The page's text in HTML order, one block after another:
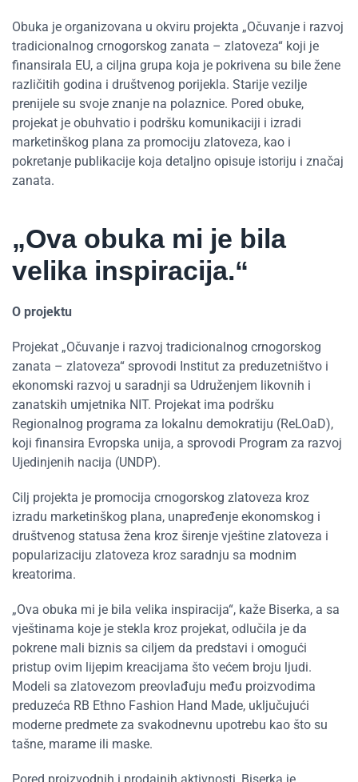
Obuka je organizovana u okviru projekta „Očuvanje i razvoj
tradicionalnog crnogorskog zanata – zlatoveza“ koji je
finansirala EU, a ciljna grupa koja je pokrivena su bile žene
različitih godina i društvenog porijekla. Starije vezilje
prenijele su svoje znanje na polaznice. Pored obuke,
projekat je obuhvatio i podršku komunikaciji i izradi
marketinškog plana za promociju zlatoveza, kao i
pokretanje publikacije koja detaljno opisuje istoriju i značaj
zanata.
„Ova obuka mi je bila
velika inspiracija.“
O projektu
Projekat „Očuvanje i razvoj tradicionalnog crnogorskog
zanata – zlatoveza“ sprovodi Institut za preduzetništvo i
ekonomski razvoj u saradnji sa Udruženjem likovnih i
zanatskih umjetnika NIT. Projekat ima podršku
Regionalnog programa za lokalnu demokratiju (ReLOaD),
koji finansira Evropska unija, a sprovodi Program za razvoj
Ujedinjenih nacija (UNDP).
Cilj projekta je promocija crnogorskog zlatoveza kroz
izradu marketinškog plana, unapređenje ekonomskog i
društvenog statusa žena kroz širenje vještine zlatoveza i
popularizaciju zlatoveza kroz saradnju sa modnim
kreatorima.
„Ova obuka mi je bila velika inspiracija“, kaže Biserka, a sa
vještinama koje je stekla kroz projekat, odlučila je da
pokrene mali biznis sa ciljem da predstavi i omogući
pristup ovim lijepim kreacijama što većem broju ljudi.
Modeli sa zlatovezom preovlađuju među proizvodima
preduzeća RB Ethno Fashion Hand Made, uključujući
moderne predmete za svakodnevnu upotrebu kao što su
tašne, marame ili maske.
Pored proizvodnih i prodajnih aktivnosti, Biserka je